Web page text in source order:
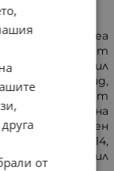
Масло от шеа
Масло от
Токоферил
Екстракт от
от корен на
Пропилен
C13-14,
алфа-изометил
от